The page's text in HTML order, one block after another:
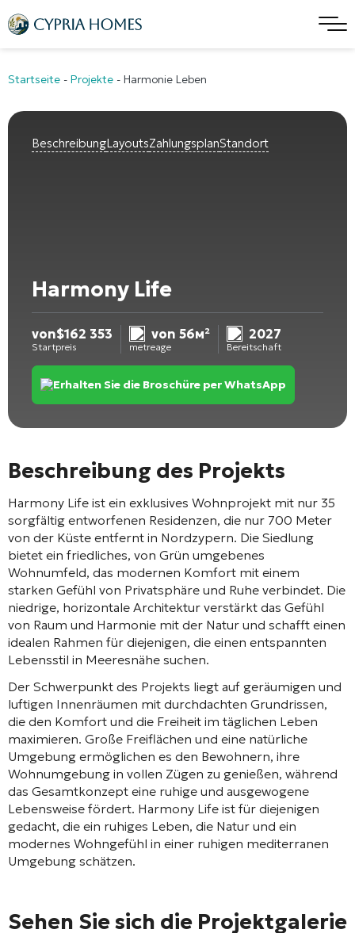
Startseite - Projekte - Harmonie Leben
BeschreibungLayoutsZahlungsplanStandort
Harmony Life
von$162 353
Startpreis
von 56м²
metreage
2027
Bereitschaft
Erhalten Sie die Broschüre per WhatsApp
Beschreibung des Projekts
Harmony Life ist ein exklusives Wohnprojekt mit nur 35
sorgfältig entworfenen Residenzen, die nur 700 Meter
von der Küste entfernt in Nordzypern. Die Siedlung
bietet ein friedliches, von Grün umgebenes
Wohnumfeld, das modernen Komfort mit einem
starken Gefühl von Privatsphäre und Ruhe verbindet. Die
niedrige, horizontale Architektur verstärkt das Gefühl
von Raum und Harmonie mit der Natur und schafft einen
idealen Rahmen für diejenigen, die einen entspannten
Lebensstil in Meeresnähe suchen.
Der Schwerpunkt des Projekts liegt auf geräumigen und
luftigen Innenräumen mit durchdachten Grundrissen,
die den Komfort und die Freiheit im täglichen Leben
maximieren. Große Freiflächen und eine natürliche
Umgebung ermöglichen es den Bewohnern, ihre
Wohnumgebung in vollen Zügen zu genießen, während
das Gesamtkonzept eine ruhige und ausgewogene
Lebensweise fördert. Harmony Life ist für diejenigen
gedacht, die ein ruhiges Leben, die Natur und ein
modernes Wohngefühl in einer ruhigen mediterranen
Umgebung schätzen.
Sehen Sie sich die Projektgalerie